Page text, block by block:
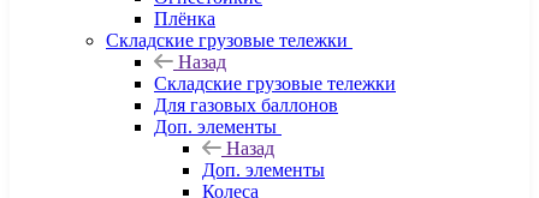
Плёнка
Складские грузовые тележки
Назад
Складские грузовые тележки
Для газовых баллонов
Доп. элементы
Назад
Доп. элементы
Колеса